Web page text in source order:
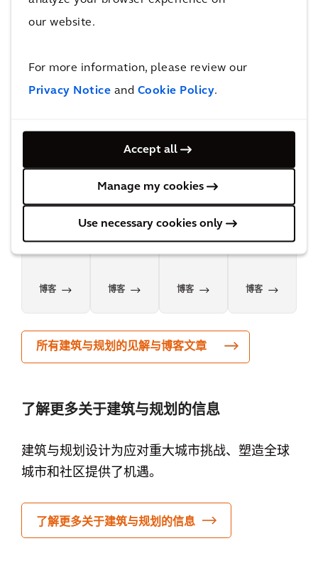
our website.
For more information, please review our
Privacy Notice and Cookie Policy.
Accept all
Manage my cookies
Use necessary cookies only
各个阶段为您提供支持，让您有信心将计划付诸行动。
城市
碳转
博客
天”
——如
何为
女性
博客
我们
如何
推进
实现
目标
造治
环境?
博客 博客
所有建筑与规划的见解与博客文章
了解更多关于建筑与规划的信息
建筑与规划设计为应对重大城市挑战、塑造全球
城市和社区提供了机遇。
了解更多关于建筑与规划的信息